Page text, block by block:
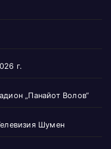
г.
„Панайот Волов“
Шумен